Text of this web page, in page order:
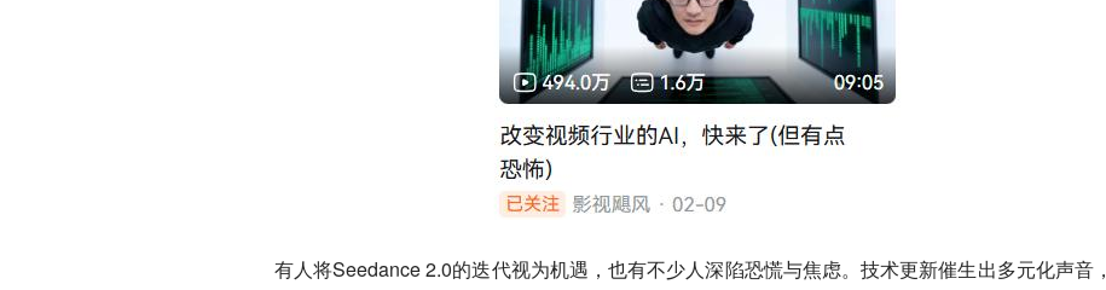
有人将Seedance 2.0的迭代视为机遇，也有不少人深陷恐慌与焦虑。技术更新催生出多元化声音，